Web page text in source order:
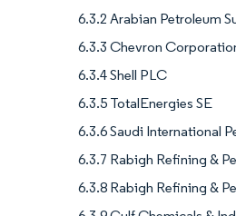
6.3.2 Arabian Petroleum
6.3.3 Chevron
6.3.4 Shell PLC
6.3.5 TotalEnergies SE
6.3.6 Saudi International
6.3.7 Rabigh Refining &
6.3.8 Rabigh Refining &